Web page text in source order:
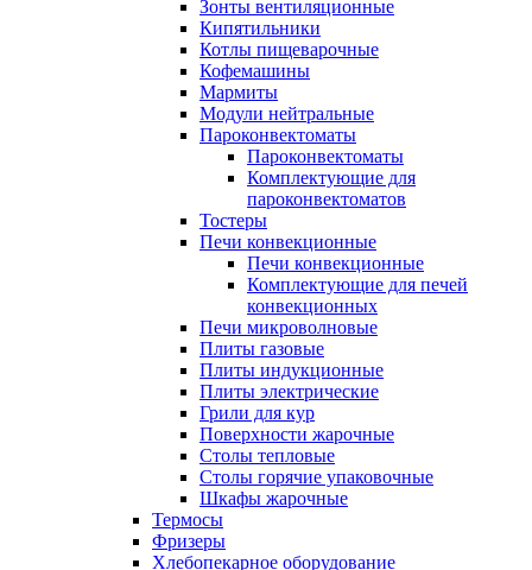
Зонты вентиляционные
Кипятильники
Котлы пищеварочные
Кофемашины
Мармиты
Модули нейтральные
Пароконвектоматы
Пароконвектоматы
Комплектующие для
пароконвектоматов
Тостеры
Печи конвекционные
Печи конвекционные
Комплектующие для печей
конвекционных
Печи микроволновые
Плиты газовые
Плиты индукционные
Плиты электрические
Грили для кур
Поверхности жарочные
Столы тепловые
Столы горячие упаковочные
Шкафы жарочные
Термосы
Фризеры
Хлебопекарное оборудование